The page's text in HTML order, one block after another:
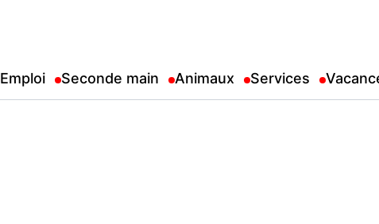
Emploi Seconde main Animaux Services